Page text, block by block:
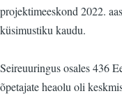
projektimeeskond 2022.
küsimustiku kaudu.
Seireuuringus osales 436
õpetajate heaolu oli